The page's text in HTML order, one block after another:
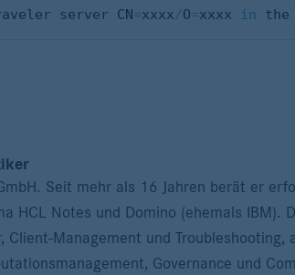
server CN=xxxx/O=xxxx in
Seit mehr als 16 Jahren berät er
HCL Notes und Domino (ehemals IBM).
Management und Troubleshooting,
Governance und